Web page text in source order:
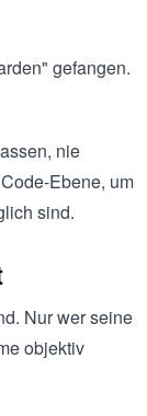
gefangen.
nie
Ebene, um
sind.
Nur wer seine
objektiv